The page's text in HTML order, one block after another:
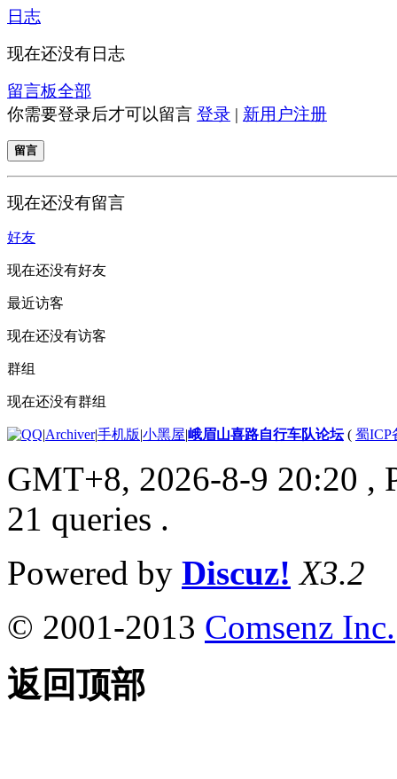
日志
现在还没有日志
留言板全部
你需要登录后才可以留言 登录 | 新用户注册
留言
现在还没有留言
好友
现在还没有好友
最近访客
现在还没有访客
群组
现在还没有群组
|Archiver|手机版|小黑屋|峨眉山喜路自行车队论坛( 蜀ICP
GMT+8, 2026-8-9 20:20 ,
21 queries .
Powered by Discuz! X3.2
© 2001-2013 Comsenz Inc.
返回顶部